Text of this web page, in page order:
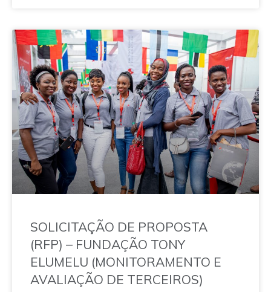
SOLICITAÇÃO DE PROPOSTA
(RFP) – FUNDAÇÃO TONY
ELUMELU (MONITORAMENTO E
AVALIAÇÃO DE TERCEIROS)